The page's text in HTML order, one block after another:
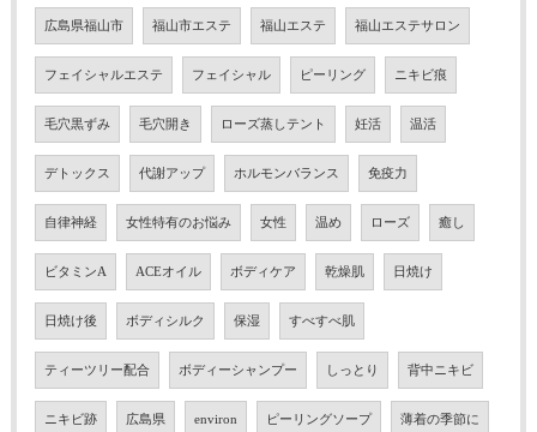
広島県福山市 福山市エステ 福山エステ 福山エステサロン
フェイシャルエステ フェイシャル ピーリング ニキビ痕
毛穴黒ずみ 毛穴開き ローズ蒸しテント 妊活 温活
デトックス 代謝アップ ホルモンバランス 免疫力
自律神経 女性特有のお悩み 女性 温め ローズ 癒し
ビタミンA ACEオイル ボディケア 乾燥肌 日焼け
日焼け後 ボディシルク 保湿 すべすべ肌
ティーツリー配合 ボディーシャンプー しっとり 背中ニキビ
ニキビ跡 広島県 environ ピーリングソープ 薄着の季節に